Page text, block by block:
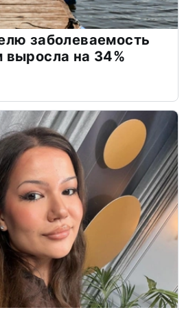
заболеваемость
выросла на 34%